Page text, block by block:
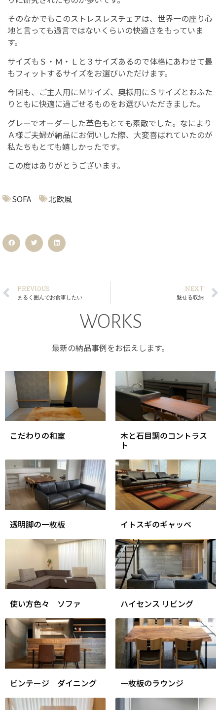
そのなかでもこのストレスレスチェアは、世界一の座り心
地と言っても過言ではないくらいの快適さをもっていま
す。
サイズもＳ・Ｍ・Ｌと３サイズあるので体格にあわせて最
もフィットするサイズをお選びいただけます。
今回も、ご主人用にＭサイズ、奥様用にＳサイズとおふた
りともに快適に過ごせるものをお選びいただきました。
グレーでオーダーした革色もとても素敵でした。なにより
Ａ様ご夫婦が納品にお伺いした際、大変喜ばれていたのが
私たちもとても嬉しかったです。
この度はありがとうございます。
SOFA 北欧風
PREVIOUS
まるく囲んでお食事したい
NEXT
魅せる収納
WORKS
最新の納品事例をお伝えします。
こだわりの和室 木と石目調のコントラス
ト
透明脚の一枚板 イトスギのギャッベ
使い方色々 ソファ ハイセンス リビング
ビンテージ ダイニング 一枚板のラウンジ